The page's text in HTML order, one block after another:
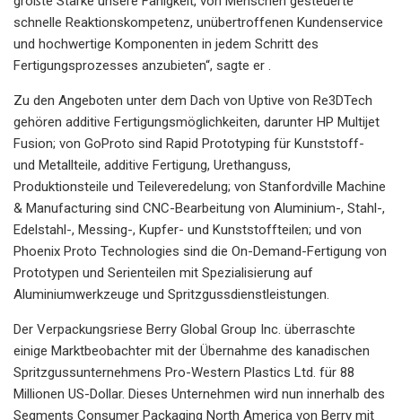
schnelle Reaktionskompetenz, unübertroffenen Kundenservice
und hochwertige Komponenten in jedem Schritt des
Fertigungsprozesses anzubieten“, sagte er .
Zu den Angeboten unter dem Dach von Uptive von Re3DTech
gehören additive Fertigungsmöglichkeiten, darunter HP Multijet
Fusion; von GoProto sind Rapid Prototyping für Kunststoff-
und Metallteile, additive Fertigung, Urethanguss,
Produktionsteile und Teileveredelung; von Stanfordville Machine
& Manufacturing sind CNC-Bearbeitung von Aluminium-, Stahl-,
Edelstahl-, Messing-, Kupfer- und Kunststoffteilen; und von
Phoenix Proto Technologies sind die On-Demand-Fertigung von
Prototypen und Serienteilen mit Spezialisierung auf
Aluminiumwerkzeuge und Spritzgussdienstleistungen.
Der Verpackungsriese Berry Global Group Inc. überraschte
einige Marktbeobachter mit der Übernahme des kanadischen
Spritzgussunternehmens Pro-Western Plastics Ltd. für 88
Millionen US-Dollar. Dieses Unternehmen wird nun innerhalb des
Segments Consumer Packaging North America von Berry mit